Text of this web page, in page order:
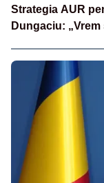
Strategia AUR
Dungaciu: